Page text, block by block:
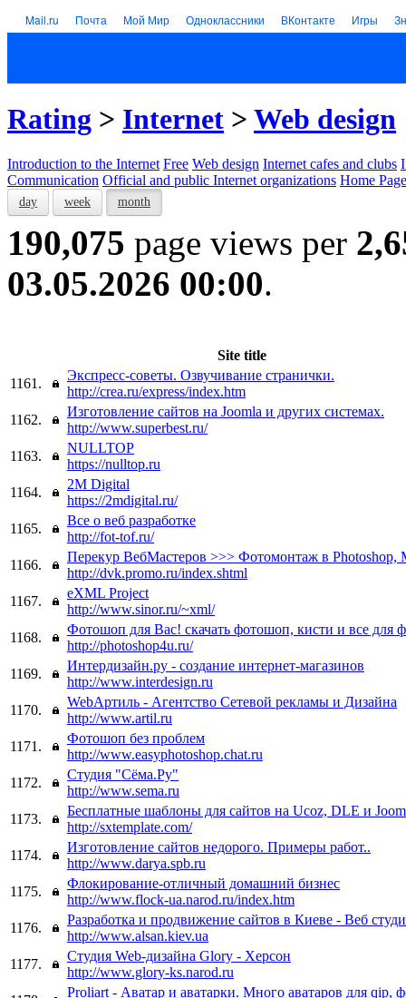
Mail.ru Почта Мой Мир Одноклассники ВКонтакте Игры
Rating > Internet > Web design
Introduction to the Internet Free Web design Internet cafes and clubs
Communication Official and public Internet organizations Home
day week month
190,075 page views per
03.05.2026 00:00.
Site title
1161.
Экспресс-советы. Озвучивание странички.
http://crea.ru/express/index.htm
1162.
Изготовление сайтов на Joomla и других системах.
http://www.superbest.ru/
1163.
NULLTOP
https://nulltop.ru
1164.
2M Digital
https://2mdigital.ru/
1165.
Все о веб разработке
http://fot-tof.ru/
1166.
Перекур ВебМастеров >>> Фотомонтаж в Photoshop,
http://dvk.promo.ru/index.shtml
1167.
eXML Project
http://www.sinor.ru/~xml/
1168.
Фотошоп для Вас! скачать фотошоп, кисти и все для
http://photoshop4u.ru/
1169.
Интердизайн.ру - создание интернет-магазинов
http://www.interdesign.ru
1170.
WebАртиль - Агентство Сетевой рекламы и Дизайна
http://www.artil.ru
1171.
Фотошоп без проблем
http://www.easyphotoshop.chat.ru
1172.
Студия "Сёма.Ру"
http://www.sema.ru
1173.
Бесплатные шаблоны для сайтов на Ucoz, DLE и
http://sxtemplate.com/
1174.
Изготовление сайтов недорого. Примеры работ..
http://www.darya.spb.ru
1175.
Флокирование-отличный домашний бизнес
http://www.flock-ua.narod.ru/index.htm
1176.
Разработка и продвижение сайтов в Киеве - Веб
http://www.alsan.kiev.ua
1177.
Студия Web-дизайна Glory - Херсон
http://www.glory-ks.narod.ru
Proliart - Аватар и аватарки. Много аватаров для qip,